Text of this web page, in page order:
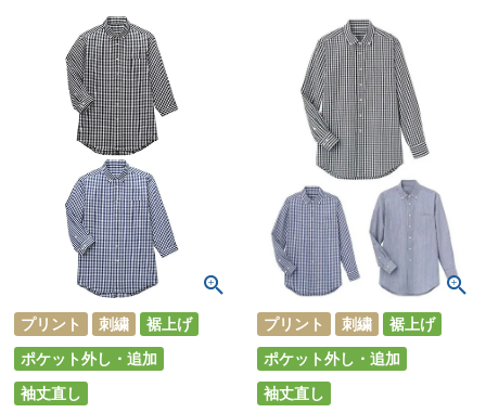
プリント 刺繍
裾上げ
ポケット外し・追加
袖丈直し
プリント 刺繍
裾上げ
ポケット外し・追加
袖丈直し